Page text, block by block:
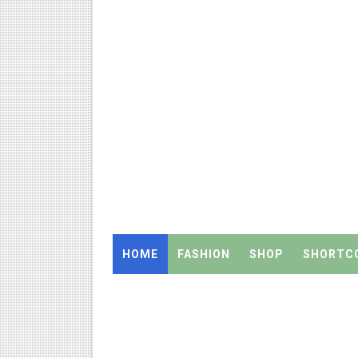
TN Teachers Leave Rules:
Census 2027:
TN Budget Assembly
நாமக்கல் மாவட்டம்: மக்கள்
HOME FASHION SHOP